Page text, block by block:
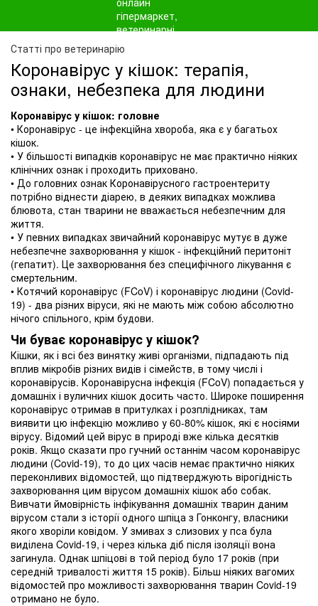
Статті про ветеринарію
Коронавірус у кішок: терапія,
ознаки, небезпека для людини
Коронавірус у кішок: головне
• Коронавірус - це інфекційна хвороба, яка є у багатьох
кішок.
• У більшості випадків коронавірус не має практично ніяких
клінічних ознак і проходить приховано.
• До головних ознак Коронавірусного гастроентериту
потрібно віднести діарею, в деяких випадках можлива
блювота, стан тварини не вважається небезпечним для
життя.
• У певних випадках звичайний коронавірус мутує в дуже
небезпечне захворювання у кішок - інфекційний перитоніт
(гепатит). Це захворювання без специфічного лікування є
смертельним.
• Котячий коронавірус (FCoV) і коронавірус людини (Covid-
19) - два різних віруси, які не мають між собою абсолютно
нічого спільного, крім будови.
Чи буває коронавірус у кішок?
Кішки, як і всі без винятку живі організми, підпадають під
вплив мікробів різних видів і сімейств, в тому числі і
коронавірусів. Коронавірусна інфекція (FCoV) попадається у
домашніх і вуличних кішок досить часто. Широке поширення
коронавірус отримав в притулках і розплідниках, там
виявити цю інфекцію можливо у 60-80% кішок, які є носіями
вірусу. Відомий цей вірус в природі вже кілька десятків
років. Якщо сказати про гучний останнім часом коронавірус
людини (Covid-19), то до цих часів немає практично ніяких
переконливих відомостей, що підтверджують вірогідність
захворювання цим вірусом домашніх кішок або собак.
Вивчати ймовірність інфікування домашніх тварин даним
вірусом стали з історії одного шпіца з Гонконгу, власники
якого хворіли ковідом. У змивах з слизових у пса була
виділена Covid-19, і через кілька діб після ізоляції вона
загинула. Однак шпіцові в той період було 17 років (при
середній тривалості життя 15 років). Більш ніяких вагомих
відомостей про можливості захворювання тварин Covid-19
отримано не було.